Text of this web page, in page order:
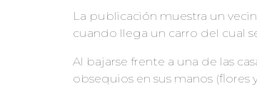
La publicación muestra un
cuando llega un carro del cual
Al bajarse frente a una de las
obsequios en sus manos (flores